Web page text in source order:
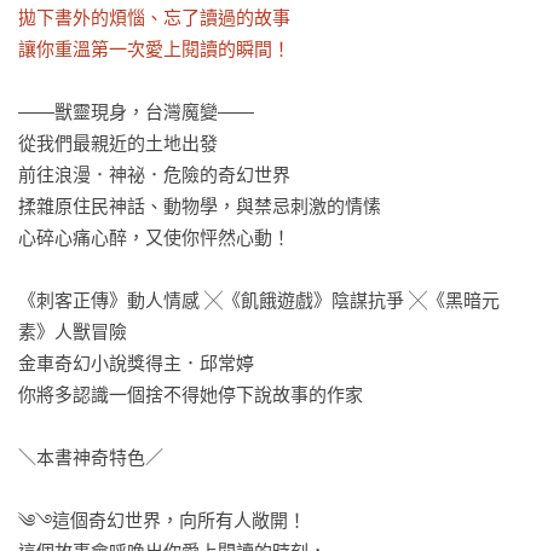
拋下書外的煩惱、忘了讀過的故事
讓你重溫第一次愛上閱讀的瞬間！
——獸靈現身，台灣魔變——
從我們最親近的土地出發
前往浪漫．神祕．危險的奇幻世界
揉雜原住民神話、動物學，與禁忌刺激的情愫
心碎心痛心醉，又使你怦然心動！
《刺客正傳》動人情感 ╳《飢餓遊戲》陰謀抗爭 ╳《黑暗元
素》人獸冒險
金車奇幻小說獎得主．邱常婷
你將多認識一個捨不得她停下說故事的作家
＼本書神奇特色／
༄࿓這個奇幻世界，向所有人敞開！